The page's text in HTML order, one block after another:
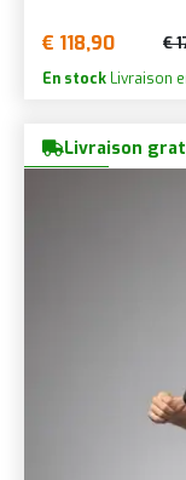
€ 118,90 €
En stock Livraison
Livraison